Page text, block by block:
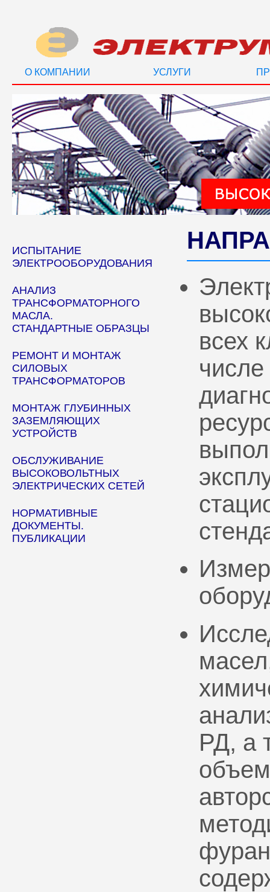
О КОМПАНИИ УСЛУГИ
ИСПЫТАНИЕ
ЭЛЕКТРООБОРУДОВАНИЯ
АНАЛИЗ
ТРАНСФОРМАТОРНОГО
МАСЛА.
СТАНДАРТНЫЕ ОБРАЗЦЫ
РЕМОНТ И МОНТАЖ
СИЛОВЫХ
ТРАНСФОРМАТОРОВ
МОНТАЖ ГЛУБИННЫХ
ЗАЗЕМЛЯЮЩИХ
УСТРОЙСТВ
ОБСЛУЖИВАНИЕ
ВЫСОКОВОЛЬТНЫХ
ЭЛЕКТРИЧЕСКИХ СЕТЕЙ
НОРМАТИВНЫЕ
ДОКУМЕНТЫ.
ПУБЛИКАЦИИ
всех
РД, а